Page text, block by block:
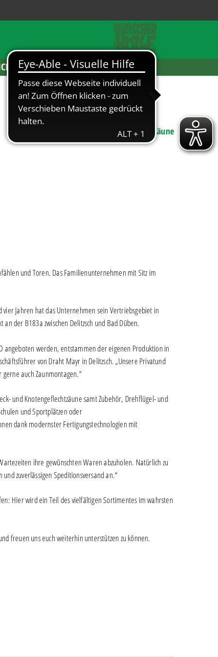
Fenster, Türen & Zäune
und Toren. Das Familienunternehmen mit Sitz im
Jahren hat das Unternehmen sein Vertriebsgebiet in
der B183a zwischen Delitzsch und Bad Düben.
werden, entstammen der eigenen Produktion in
von Draht Mayr in Delitzsch. „Unsere Privatund
auch Zaunmontagen.“
und Knotengeflechtzäune samt Zubehör, Drehflügel- und
und Sportplätzen oder
dank modernster Fertigungstechnologien mit
ihre gewünschten Waren abzuholen. Natürlich zu
zuverlässigen Speditionsversand an.“
Hier wird ein Teil des vielfältigen Sortimentes im wahrsten
freuen uns euch weiterhin unterstützen zu können.